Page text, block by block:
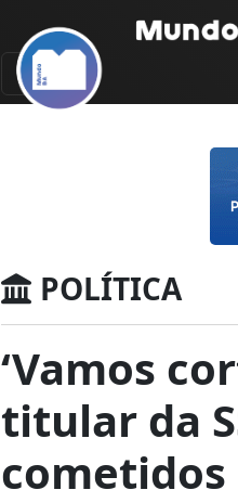
POLÍTICA
‘Vamos
titular da